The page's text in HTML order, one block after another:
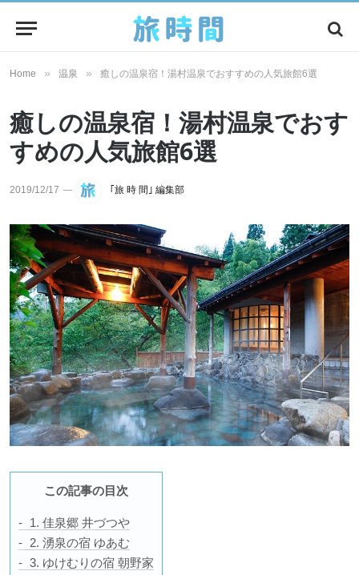
Home » 温泉 » 癒しの温泉宿！湯村温泉でおすすめの人気旅館6選
癒しの温泉宿！湯村温泉でおす
すめの人気旅館6選
2019/12/17 ｢旅 時 間｣ 編集部
この記事の目次
1. 佳泉郷 井づつや
2. 湧泉の宿 ゆあむ
3. ゆけむりの宿 朝野家